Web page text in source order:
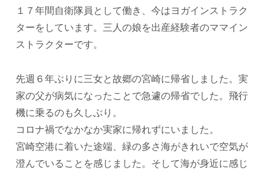
１７年間自衛隊員として働き、今はヨガインストラク
ターをしています。三人の娘を出産経験者のママイン
ストラクターです。
先週６年ぶりに三女と故郷の宮崎に帰省しました。実
家の父が病気になったことで急遽の帰省でした。飛行
機に乗るのも久しぶり。
コロナ禍でなかなか実家に帰れずにいました。
宮崎空港に着いた途端、緑の多さ海がきれいで空気が
澄んでいることを感じました。そして海が身近に感じ